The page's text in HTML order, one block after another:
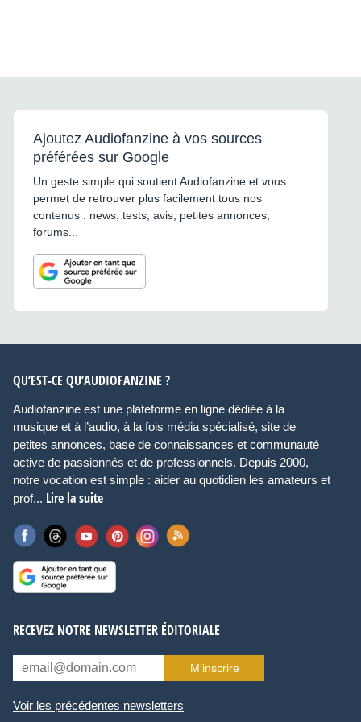
Ajoutez Audiofanzine à vos sources
préférées sur Google
Un geste simple qui soutient Audiofanzine et vous
permet de retrouver plus facilement tous nos
contenus : news, tests, avis, petites annonces,
forums...
QU’EST-CE QU’AUDIOFANZINE ?
Audiofanzine est une plateforme en ligne dédiée à la
musique et à l’audio, à la fois média spécialisé, site de
petites annonces, base de connaissances et communauté
active de passionnés et de professionnels. Depuis 2000,
notre vocation est simple : aider au quotidien les amateurs et
prof... Lire la suite
RECEVEZ NOTRE NEWSLETTER ÉDITORIALE
M’inscrire
Voir les précédentes newsletters